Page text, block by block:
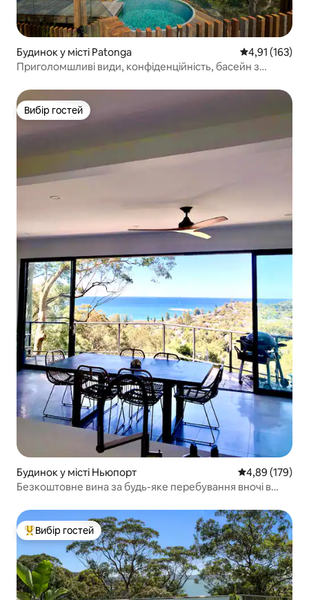
Будинок у місті Patonga Середня
4,91 (163)
Приголомшливі види, конфіденційність, басейн з
Вибір гостей
Вибір гостей
Будинок у місті Ньюпорт Середня
4,89 (179)
Безкоштовне вина за будь-яке перебування вночі в
Топ вибір гостей
Вибір гостей